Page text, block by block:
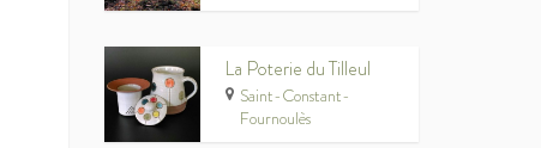
La Poterie du Tilleul
Saint-Constant-
Fournoulès